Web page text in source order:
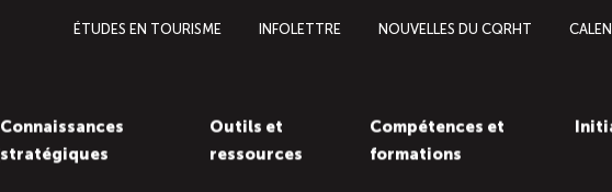
ÉTUDES EN TOURISME INFOLETTRE NOUVELLES DU CQRHT
Connaissances
stratégiques
Outils et
ressources
Compétences et
formations